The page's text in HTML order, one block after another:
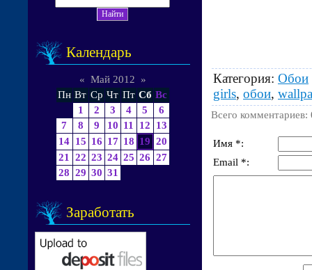
Календарь
« Май 2012
»
Пн Вт Ср Чт Пт Сб Вс
1
2 3 4 5
6
7
8 9 10 11 12
13
14 15 16 17 18 19 20
21
22 23 24 25 26 27
28 29 30 31
Заработать
Категория: Обои
girls, обои,
Всего комментариев:
Имя *:
Email *: